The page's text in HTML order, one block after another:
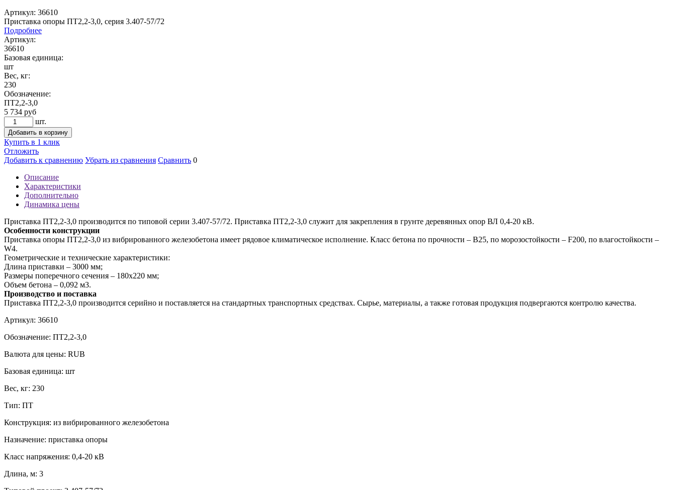
Артикул: 36610
Приставка опоры ПТ2,2-3,0, серия 3.407-57/72
Подробнее
Артикул:
36610
Базовая единица:
шт
Вес, кг:
230
Обозначение:
ПТ2,2-3,0
5 734 руб
шт.
Добавить в корзину
Купить в 1 клик
Отложить
Добавить к сравнению Убрать из сравнения Сравнить 0
Описание
Характеристики
Дополнительно
Динамика цены
Приставка ПТ2,2-3,0 производится по типовой серии 3.407-57/72. Приставка ПТ2,2-3,0 служит для закрепления в грунте деревянных опор ВЛ 0,4-20 кВ.
Особенности конструкции
Приставка опоры ПТ2,2-3,0 из вибрированного железобетона имеет рядовое климатическое исполнение. Класс бетона по прочности – В25, по морозостойкости – F200, по влагостойкости –
W4.
Геометрические и технические характеристики:
Длина приставки – 3000 мм;
Размеры поперечного сечения – 180х220 мм;
Объем бетона – 0,092 м3.
Производство и поставка
Приставка ПТ2,2-3,0 производится серийно и поставляется на стандартных транспортных средствах. Сырье, материалы, а также готовая продукция подвергаются контролю качества.
Артикул: 36610
Обозначение: ПТ2,2-3,0
Валюта для цены: RUB
Базовая единица: шт
Вес, кг: 230
Тип: ПТ
Конструкция: из вибрированного железобетона
Назначение: приставка опоры
Класс напряжения: 0,4-20 кВ
Длина, м: 3